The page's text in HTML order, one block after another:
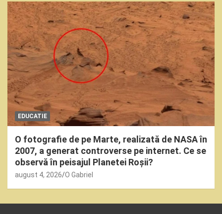
EDUCATIE
O fotografie de pe Marte, realizată de NASA în
2007, a generat controverse pe internet. Ce se
observă în peisajul Planetei Roșii?
august 4, 2026 O Gabriel